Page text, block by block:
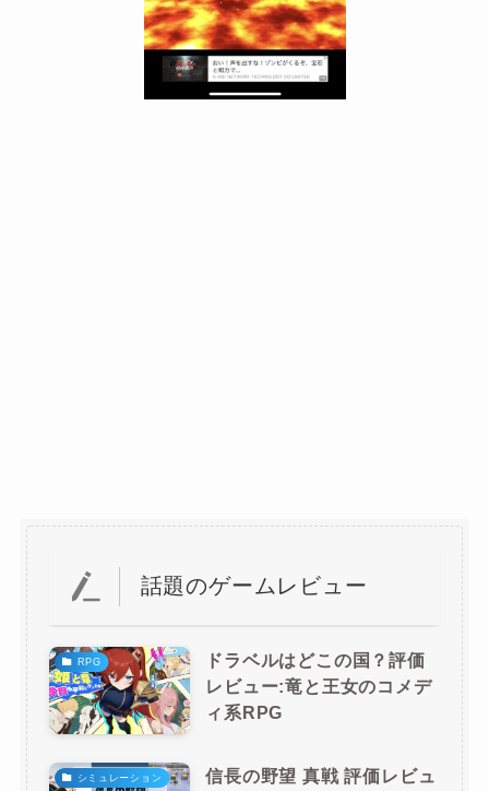
話題のゲームレビュー
RPG
ドラベルはどこの国？評価
レビュー:竜と王女のコメデ
ィ系RPG
シミュレーション
信長の野望 真戦 評価レビュ